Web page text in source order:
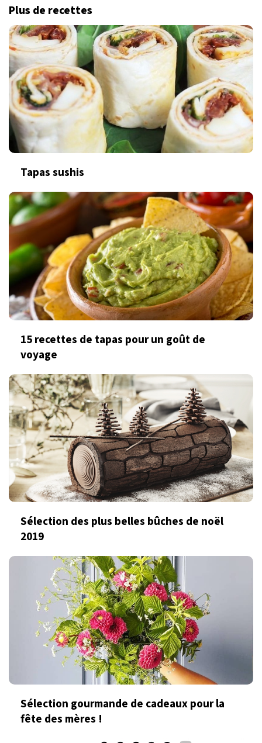
Plus de recettes
Tapas sushis
15 recettes de tapas pour un goût de
voyage
Sélection des plus belles bûches de noël
2019
Sélection gourmande de cadeaux pour la
fête des mères !